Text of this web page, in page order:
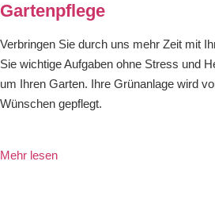
Gartenpflege
Verbringen Sie durch uns mehr Zeit mit
Sie wichtige Aufgaben ohne Stress und
um Ihren Garten. Ihre Grünanlage wird
Wünschen gepflegt.
Mehr lesen